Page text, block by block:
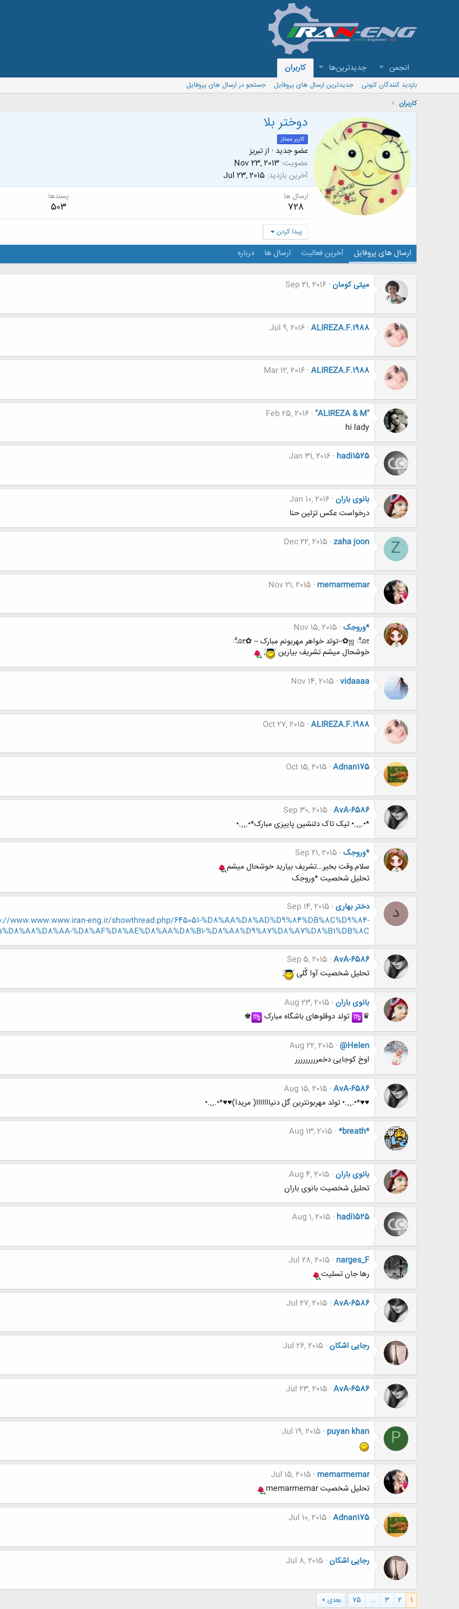
انجمن جدیدترین‌ها کاربران
بازدید کنندگان کنونی جدیدترین ارسال های پروفایل
جستجو در ارسال های پروفایل
کاربران
دوختر بلا
کاربر ممتاز
عضو جدید · ازتبريز
عضویت Nov 23, 2013
آخرین بازدید Jul 23, 2015
ارسال ها
728
پسندها
503
پیدا کردن
ارسال های پروفایل آخرین فعالیت ارسال ها درباره
میتی کومان Sep 21, 2016
ALIREZA.F.1988
Jul 9, 2016
ALIREZA.F.1988
Mar 12, 2016
"ALIREZA & M"
Feb 25, 2016
hi lady
hadi1525
Jan 31, 2016
بانوی باران Jan 10, 2016
درخواست عکس تزئین حنا
Z
zaha joon
Dec 22, 2015
memarmemar
Nov 21, 2015
*وروجک Nov 15, 2015
ஜ ೋ✿--تولد خواهر مهربونم مبارک -- ✿ೋ
خوشحال میشم تشریف بیارین
vidaaaa
Nov 14, 2015
ALIREZA.F.1988
Oct 27, 2015
Adnan175
Oct 15, 2015
AvA-6586
Sep 30, 2015
*•.¸¸.• تیک تاک دلنشین پاییزی مبارک*•.¸¸.•
*وروجک Sep 21, 2015
سلام.وقت بخیر...تشریف بیارید خوشحال میشم
تحلیل شخصیت *وروجک
د دختر بهاری Sep 14, 2015
www.www.www.iran-eng.ir/showthread.php/645051-%D8%AA%D8%AD%D9%84%DB%8C%D9%84-
%D8%AF%D8%AE%D8%AA%D8%B1-%D8%A8%D9%87%D8%A7%D8%B1%DB%8C-
AvA-6586
Sep 5, 2015
تحلیل شخصیت آوا گُلی
بانوی باران Aug 23, 2015
♛
︎ تولد دوقلوهای باشگاه مبارک ︎♚
@Helen
Aug 22, 2015
اوخ کوجایی دخمررررررررر
AvA-6586
Aug 15, 2015
♥♥*•.¸¸.• تولد مهربونترین گل دنیااااااا( مریدا)♥♥*•.¸¸.•
*breath*
Aug 13, 2015
بانوی باران Aug 4, 2015
تحلیل شخصیت بانوی باران
hadi1525
Aug 1, 2015
narges_F
Jul 28, 2015
رها جان تسلیت
AvA-6586
Jul 27, 2015
رجایی اشکان Jul 26, 2015
AvA-6586
Jul 23, 2015
P
puyan khan
Jul 19, 2015
memarmemar
Jul 15, 2015
تحلیل شخصیت memarmemar
Adnan175
Jul 10, 2015
رجایی اشکان Jul 8, 2015
1
2
3
...
75 بعدی